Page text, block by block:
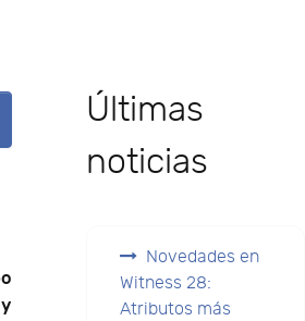
Últimas
noticias
Novedades en
Witness 28:
Atributos más